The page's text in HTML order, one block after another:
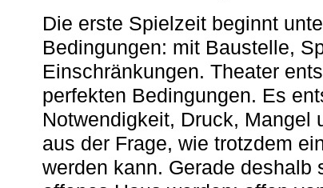
Die erste Spielzeit beginnt
Bedingungen: mit Baustelle,
Einschränkungen. Theater
perfekten Bedingungen. Es
Notwendigkeit, Druck, Mangel
aus der Frage, wie trotzdem
werden kann. Gerade deshalb